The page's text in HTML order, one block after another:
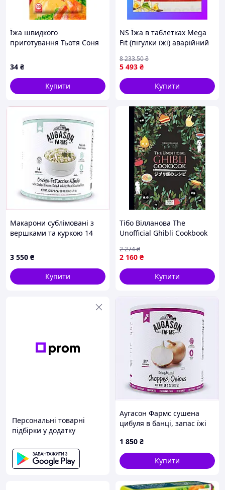
Їжа швидкого
приготування Тьотя Соня
г (4820015105172)
34 ₴
Купити
NS Їжа в таблетках Mega
Fit (пігулки їжі) аварійний
днів 180 штук Survival Tabs
Nes22/Q
5 493 ₴
8 233.50₴
Купити
Макарони сублімовані з
вершками та куркою 14
3 550 ₴
Купити
Тібо Вілланова The
Unofficial Ghibli Cookbook
2 160 ₴
2 274₴
Купити
Персональні товарні
підбірки у додатку
Аугасон Фармс сушена
цибуля в банці, запас їжі
1 850 ₴
Купити